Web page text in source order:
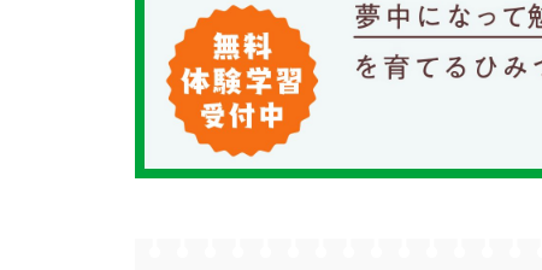
「こそだてまっぷ」とは
サイトのご利⽤にあたって